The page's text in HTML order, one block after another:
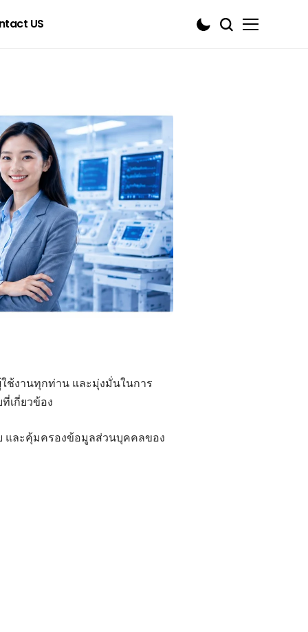
US
ใช้งานทุกท่าน และมุ่งมั่นในการ
เกี่ยวข้อง
และคุ้มครองข้อมูลส่วนบุคคลของ